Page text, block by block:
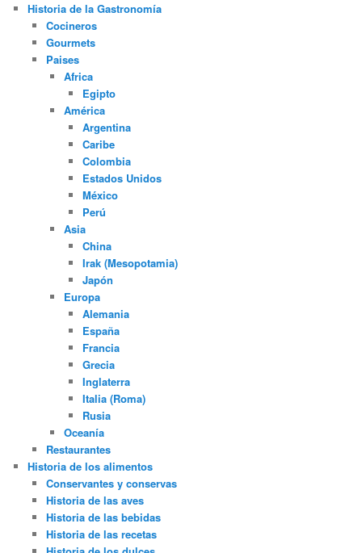
Historia de la Gastronomía
Cocineros
Gourmets
Paises
Africa
Egipto
América
Argentina
Caribe
Colombia
Estados Unidos
México
Perú
Asia
China
Irak (Mesopotamia)
Japón
Europa
Alemania
España
Francia
Grecia
Inglaterra
Italia (Roma)
Rusia
Oceanía
Restaurantes
Historia de los alimentos
Conservantes y conservas
Historia de las aves
Historia de las bebidas
Historia de las recetas